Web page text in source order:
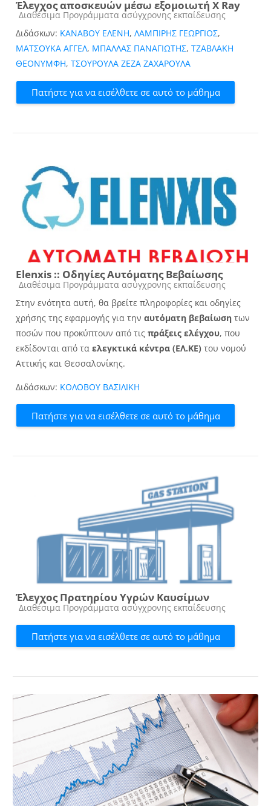
Έλεγχος αποσκευών μέσω εξομοιωτή X Ray
Κατηγορία μαθήματος
Διαθέσιμα Προγράμματα ασύγχρονης εκπαίδευσης
Διδάσκων: ΚΑΝΑΒΟΥ ΕΛΕΝΗ, ΛΑΜΠΙΡΗΣ ΓΕΩΡΓΙΟΣ,
ΜΑΤΣΟΥΚΑ ΑΓΓΕΛ, ΜΠΑΛΛΑΣ ΠΑΝΑΓΙΩΤΗΣ, ΤΖΑΒΛΑΚΗ
ΘΕΟΝΥΜΦΗ, ΤΣΟΥΡΟΥΛΑ ΖΕΖΑ ΖΑΧΑΡΟΥΛΑ
Πατήστε για να εισέλθετε σε αυτό το μάθημα
Elenxis :: Οδηγίες Αυτόματης Βεβαίωσης
Κατηγορία μαθήματος
Διαθέσιμα Προγράμματα ασύγχρονης εκπαίδευσης
Στην ενότητα αυτή, θα βρείτε πληροφορίες και οδηγίες
χρήσης της εφαρμογής για την αυτόματη βεβαίωση των
ποσών που προκύπτουν από τις πράξεις ελέγχου, που
εκδίδονται από τα ελεγκτικά κέντρα (ΕΛ.ΚΕ) του νομού
Αττικής και Θεσσαλονίκης.
Διδάσκων: ΚΟΛΟΒΟΥ ΒΑΣΙΛΙΚΗ
Πατήστε για να εισέλθετε σε αυτό το μάθημα
Έλεγχος Πρατηρίου Υγρών Καυσίμων
Κατηγορία μαθήματος
Διαθέσιμα Προγράμματα ασύγχρονης εκπαίδευσης
Πατήστε για να εισέλθετε σε αυτό το μάθημα